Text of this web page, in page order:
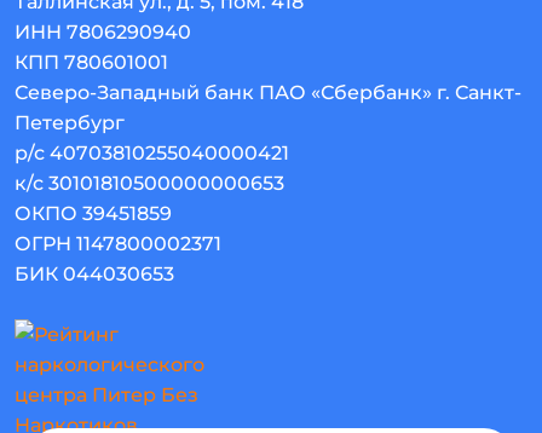
ИНН 7806290940
КПП 780601001
Северо-Западный банк ПАО «Сбербанк» г. Санкт-
Петербург
р/с 40703810255040000421
к/с 30101810500000000653
ОКПО 39451859
ОГРН 1147800002371
БИК 044030653